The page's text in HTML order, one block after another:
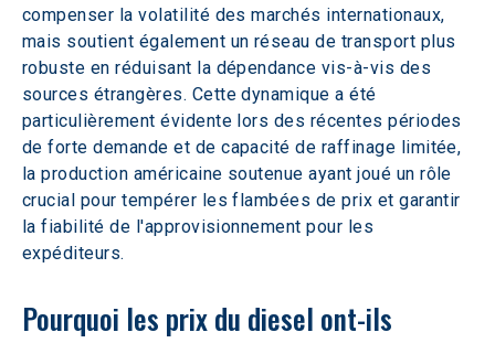
compenser la volatilité des marchés internationaux,
mais soutient également un réseau de transport plus
robuste en réduisant la dépendance vis-à-vis des
sources étrangères. Cette dynamique a été
particulièrement évidente lors des récentes périodes
de forte demande et de capacité de raffinage limitée,
la production américaine soutenue ayant joué un rôle
crucial pour tempérer les flambées de prix et garantir
la fiabilité de l'approvisionnement pour les
expéditeurs.
Pourquoi les prix du diesel ont-ils